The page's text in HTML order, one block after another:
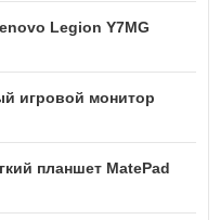
Legion Y7MG
игровой монитор
планшет MatePad